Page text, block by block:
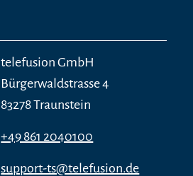
telefusion GmbH
Bürgerwaldstrasse 4
83278 Traunstein
+49 861 2040100
support-ts@telefusion.de